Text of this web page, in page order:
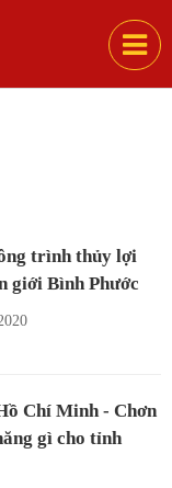
trình thủy lợi
giới Bình Phước
Chí Minh - Chơn
gì cho tỉnh